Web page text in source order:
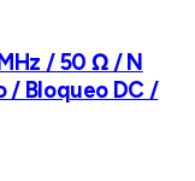
/ 50 Ω / N
/ Bloqueo DC /